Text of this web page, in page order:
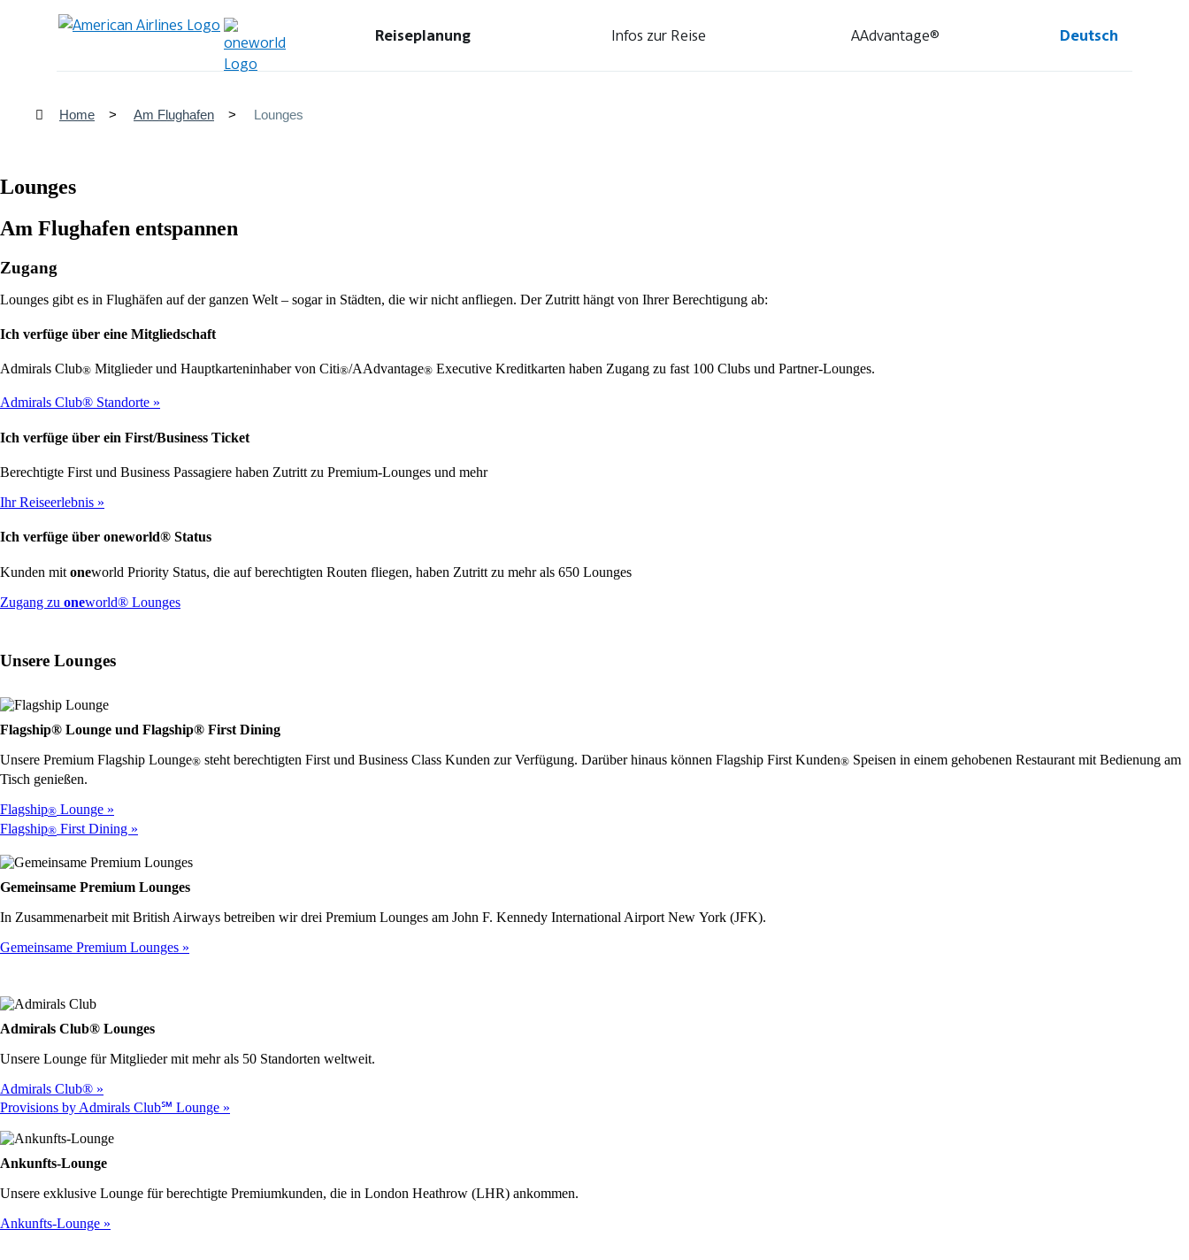
Reiseplanung Infos zur Reise AAdvantage® Deutsch
Home Am Flughafen Lounges
Lounges
Am Flughafen entspannen
Zugang
Lounges gibt es in Flughäfen auf der ganzen Welt – sogar in Städten, die wir nicht anfliegen. Der Zutritt hängt von Ihrer Berechtigung ab:
Ich verfüge über eine Mitgliedschaft
Admirals Club® Mitglieder und Hauptkarteninhaber von Citi®/AAdvantage® Executive Kreditkarten haben Zugang zu fast 100 Clubs und Partner-Lounges.
Admirals Club® Standorte
Ich verfüge über ein First/Business Ticket
Berechtigte First und Business Passagiere haben Zutritt zu Premium-Lounges und mehr
Ihr Reiseerlebnis
Ich verfüge über oneworld® Status
Kunden mit oneworld Priority Status, die auf berechtigten Routen fliegen, haben Zutritt zu mehr als 650 Lounges
Zugang zu oneworld® LoungesÖffnet
die
nicht
Unsere Lounges
Flagship® Lounge und Flagship® First Dining
Unsere Premium Flagship Lounge® steht berechtigten First und Business Class Kunden zur Verfügung. Darüber hinaus können Flagship First Kunden® Speisen in einem gehobenen Restaurant mit Bedienung am
Tisch genießen.
Flagship® Lounge
Flagship® First Dining
Gemeinsame Premium Lounges
In Zusammenarbeit mit British Airways betreiben wir drei Premium Lounges am John F. Kennedy International Airport New York (JFK).
Gemeinsame Premium Lounges
Admirals Club® Lounges
Unsere Lounge für Mitglieder mit mehr als 50 Standorten weltweit.
Admirals Club®
Provisions by Admirals Club℠ Lounge
Ankunfts-Lounge
Unsere exklusive Lounge für berechtigte Premiumkunden, die in London Heathrow (LHR) ankommen.
Ankunfts-Lounge